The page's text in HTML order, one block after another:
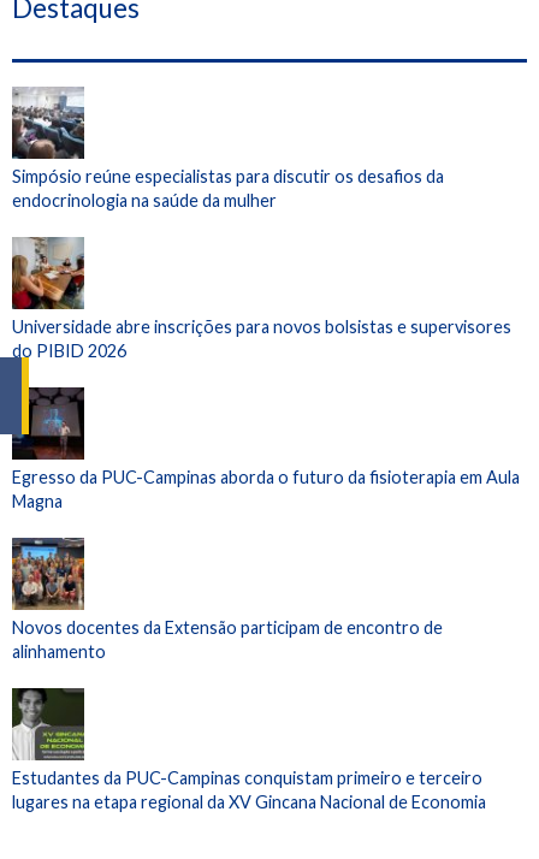
Destaques
Simpósio reúne especialistas para discutir os desafios da
endocrinologia na saúde da mulher
Universidade abre inscrições para novos bolsistas e supervisores
do PIBID 2026
Egresso da PUC-Campinas aborda o futuro da fisioterapia em Aula
Magna
Novos docentes da Extensão participam de encontro de
alinhamento
Estudantes da PUC-Campinas conquistam primeiro e terceiro
lugares na etapa regional da XV Gincana Nacional de Economia